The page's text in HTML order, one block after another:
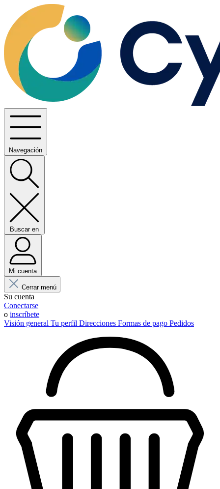
Navegación
Buscar en
Mi cuenta
Cerrar menú
Su cuenta
Conectarse
o inscríbete
Visión general Tu perfil Direcciones Formas de pago Pedidos